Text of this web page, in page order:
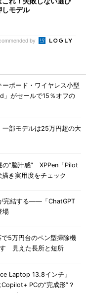
しモデル
by
ボード・ワイヤレス小型
」がセールで15％オフの
一部モデルは25万円超の大
の“脳汁感” XPPen「Pilot
き実用度をチェック
完結する――「ChatGPT
場
5万円台のペン型掃除機
す 見えた長所と短所
Laptop 13.8インチ」
Copilot+ PCの“完成形”？